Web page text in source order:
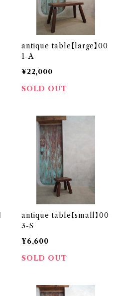
antique table【large】00
1-A
¥22,000
SOLD OUT
antique table【small】00
3-S
¥6,600
SOLD OUT